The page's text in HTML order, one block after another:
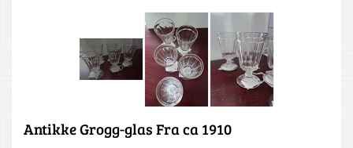
Antikke Grogg-glas Fra ca 1910